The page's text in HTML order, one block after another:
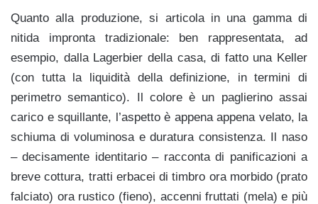
Quanto alla produzione, si articola in una gamma di
nitida impronta tradizionale: ben rappresentata, ad
esempio, dalla Lagerbier della casa, di fatto una Keller
(con tutta la liquidità della definizione, in termini di
perimetro semantico). Il colore è un paglierino assai
carico e squillante, l’aspetto è appena appena velato, la
schiuma di voluminosa e duratura consistenza. Il naso
– decisamente identitario – racconta di panificazioni a
breve cottura, tratti erbacei di timbro ora morbido (prato
falciato) ora rustico (fieno), accenni fruttati (mela) e più